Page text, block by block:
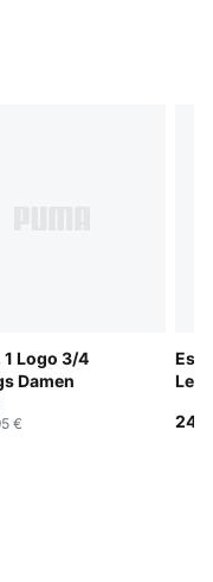
1 Logo 3/4
Damen
€